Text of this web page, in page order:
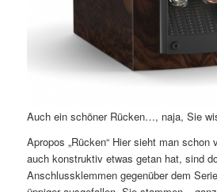
Auch ein schöner Rücken…, naja, Sie
Apropos „Rücken“ Hier sieht man
auch konstruktiv etwas getan hat, sind
Anschlussklemmen gegenüber dem